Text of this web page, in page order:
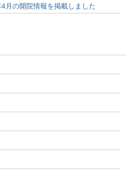
月の開院情報を掲載しました